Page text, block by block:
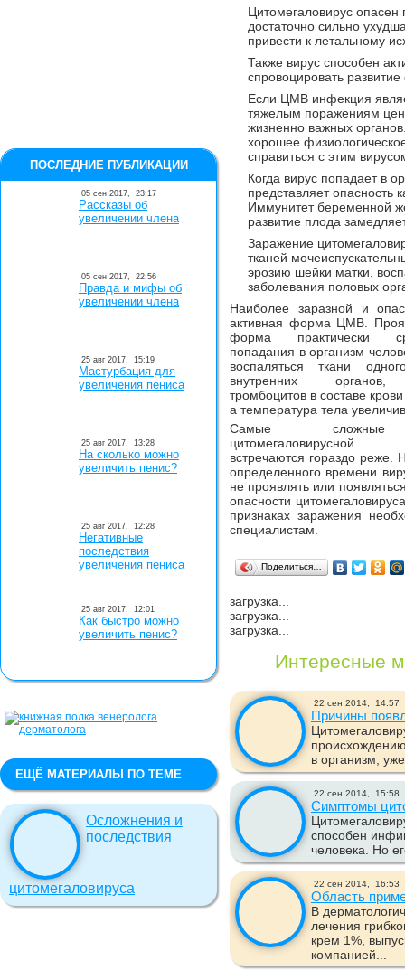
Цитомегаловирус
достаточно сильно
привести к летальному
Также вирус способен
спровоцировать
Если ЦМВ инфекция
тяжелым поражениям
жизненно важных
хорошее
справиться с этим
Когда вирус попадает в
представляет опасность
Иммунитет беременной
развитие плода
Заражение
тканей
эрозию шейки матки,
заболевания половых
Наиболее заразной и
активная форма ЦМВ.
форма практически
попадания в организм
воспаляться ткани
внутренних органов,
тромбоцитов в составе
а температура тела
Самые
встречаются гораздо реже.
определенного времени
не проявлять или
опасности
признаках заражения
специалистам.
Поделиться…
загрузка...
загрузка...
загрузка...
Интересные
22 сен 2014, 14:57
Причины
в организм,
22 сен 2014, 15:58
Симптомы
способен
человека. Но
22 сен 2014, 16:53
Область
В
лечения
крем 1%,
компанией...
ПОСЛЕДНИЕ ПУБЛИКАЦИИ
05 сен 2017, 23:17
Рассказы об
увеличении члена
05 сен 2017, 22:56
Правда и мифы об
увеличении члена
25 авг 2017, 15:19
Мастурбация для
увеличения пениса
25 авг 2017, 13:28
На сколько можно
увеличить пенис?
25 авг 2017, 12:28
Негативные
последствия
увеличения пениса
25 авг 2017, 12:01
Как быстро можно
увеличить пенис?
ЕЩЁ МАТЕРИАЛЫ ПО ТЕМЕ
Осложнения и
последствия
цитомегаловируса